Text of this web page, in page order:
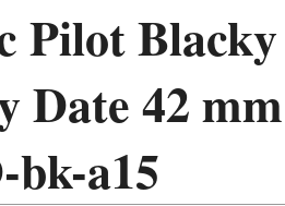
Pilot Blacky
Date 42 mm
bk-a15